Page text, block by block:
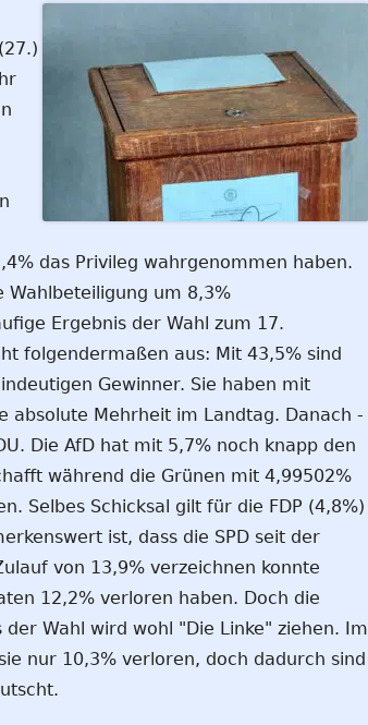
das Privileg wahrgenommen haben.
Wahlbeteiligung um 8,3%
Ergebnis der Wahl zum 17.
folgendermaßen aus: Mit 43,5% sind
Gewinner. Sie haben mit
absolute Mehrheit im Landtag. Danach -
Die AfD hat mit 5,7% noch knapp den
während die Grünen mit 4,99502%
Selbes Schicksal gilt für die FDP (4,8%)
ist, dass die SPD seit der
von 13,9% verzeichnen konnte
12,2% verloren haben. Doch die
der Wahl wird wohl "Die Linke" ziehen. Im
nur 10,3% verloren, doch dadurch sind